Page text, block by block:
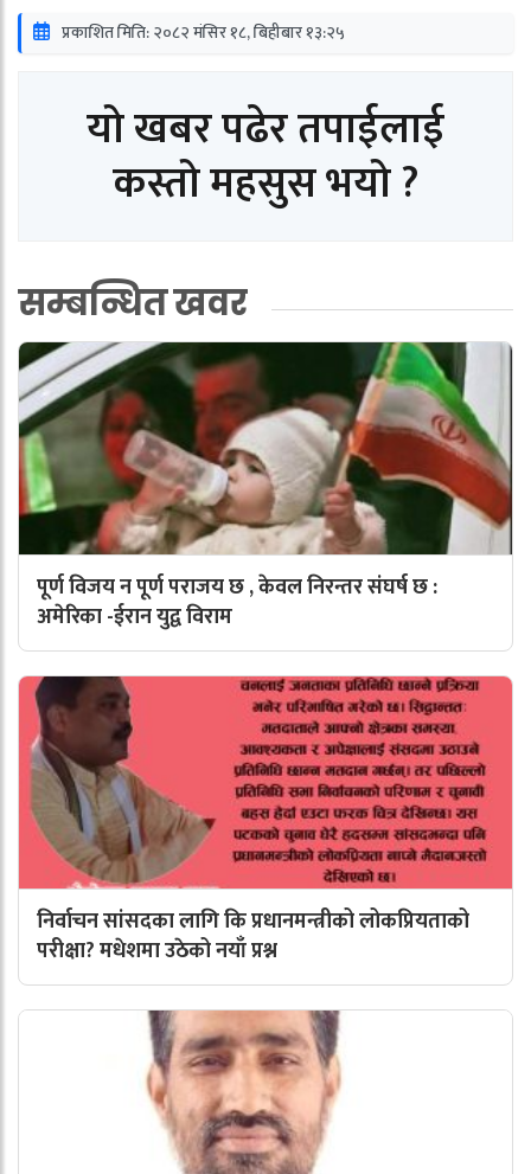
प्रकाशित मिति: २०८२ मंसिर १८, बिहीबार १३:२५
यो खबर पढेर तपाईलाई
कस्तो महसुस भयो ?
सम्बन्धित खवर
पूर्ण विजय न पूर्ण पराजय छ , केवल निरन्तर संघर्ष छ :
अमेरिका -ईरान युद्व विराम
निर्वाचन सांसदका लागि कि प्रधानमन्त्रीको लोकप्रियताको
परीक्षा? मधेशमा उठेको नयाँ प्रश्न